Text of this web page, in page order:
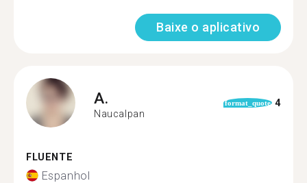
Baixe o aplicativo
A.
Naucalpan
format_quote 4
FLUENTE
Espanhol